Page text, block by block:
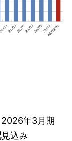
2026年3月期
見込み